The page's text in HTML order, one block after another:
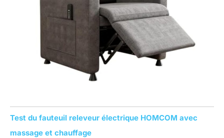
Test du fauteuil releveur électrique HOMCOM avec
massage et chauffage